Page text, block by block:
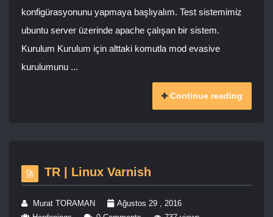
konfigürasyonunu yapmaya başlıyalım. Test sistemimiz
ubuntu server üzerinde apache çalışan bir sistem.
Kurulum Kurulum için alttaki komutla mod evasive
kurulumunu ...
Continue reading
TR | Linux Varnish
Murat TORAMAN
Ağustos 29 , 2016